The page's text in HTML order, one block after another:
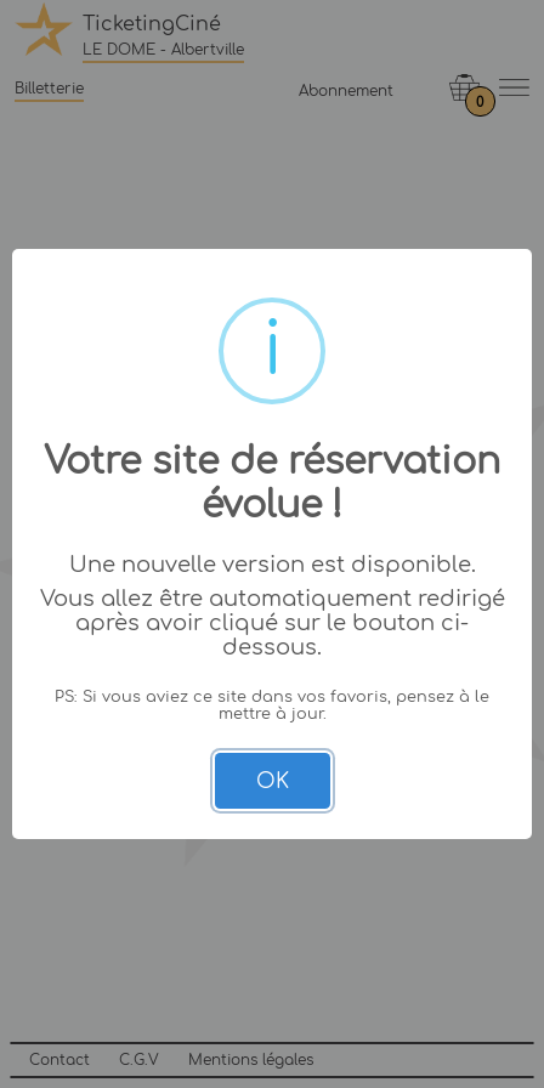
TicketingCiné
LE DOME - Albertville
Billetterie Abonnement
0
Contact C.G.V Mentions légales
Votre site de réservation
évolue !
Une nouvelle version est disponible.
Vous allez être automatiquement redirigé
après avoir cliqué sur le bouton ci-
dessous.
PS: Si vous aviez ce site dans vos favoris, pensez à le
mettre à jour.
OK